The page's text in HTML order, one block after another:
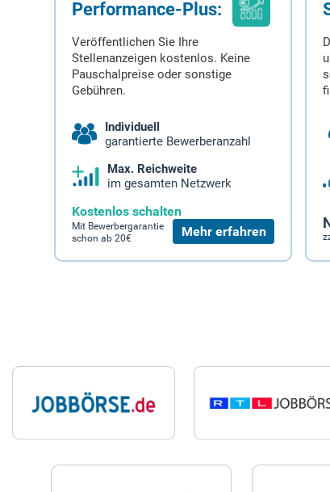
Performance-Plus:
Veröffentlichen Sie Ihre
Stellenanzeigen kostenlos. Keine
Pauschalpreise oder sonstige
Gebühren.
Individuell
garantierte Bewerberanzahl
Max. Reichweite
im gesamten Netzwerk
Kostenlos schalten
Mit Bewerbergarantie
schon ab 20€
Mehr erfahren